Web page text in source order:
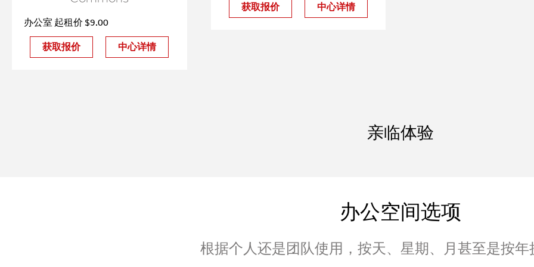
办公室 起租价 $9.00
获取报价 中心详情
获取报价 中心详情
亲临体验
办公空间选项
根据个人还是团队使用，按天、星期、月甚至是按年